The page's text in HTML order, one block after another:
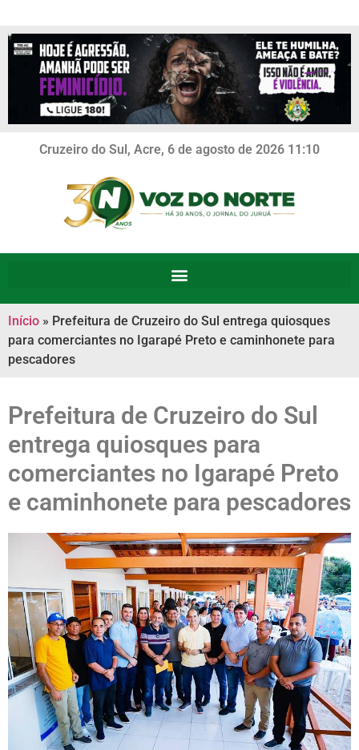
Cruzeiro do Sul, Acre, 6 de agosto de 2026 11:10
Início » Prefeitura de Cruzeiro do Sul entrega quiosques
para comerciantes no Igarapé Preto e caminhonete para
pescadores
Prefeitura de Cruzeiro do Sul
entrega quiosques para
comerciantes no Igarapé Preto
e caminhonete para pescadores